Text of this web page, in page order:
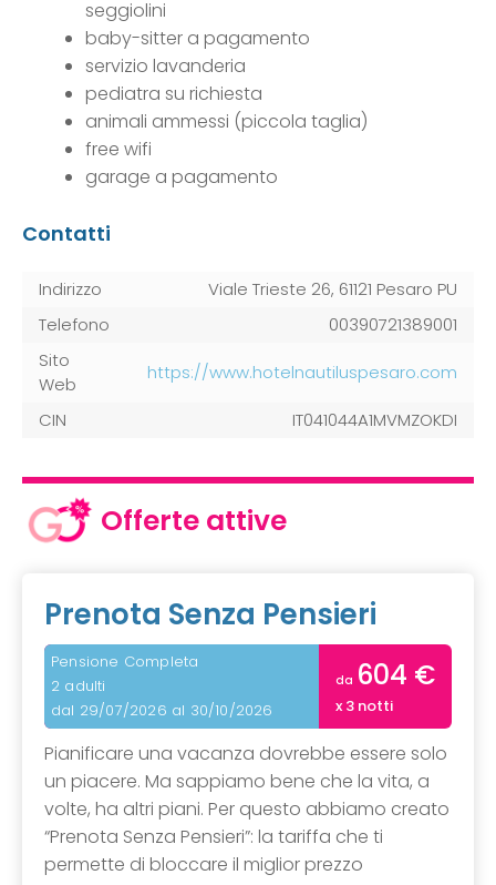
seggiolini
baby-sitter a pagamento
servizio lavanderia
pediatra su richiesta
animali ammessi (piccola taglia)
free wifi
garage a pagamento
Contatti
Indirizzo
Viale Trieste 26, 61121 Pesaro PU
Telefono
00390721389001
Sito
Web
https://www.hotelnautiluspesaro.com
CIN IT041044A1MVMZOKDI
Offerte attive
Prenota Senza Pensieri
Pensione Completa
2 adulti
dal 29/07/2026 al 30/10/2026
da 604 €
x 3 notti
Pianificare una vacanza dovrebbe essere solo
un piacere. Ma sappiamo bene che la vita, a
volte, ha altri piani. Per questo abbiamo creato
“Prenota Senza Pensieri”: la tariffa che ti
permette di bloccare il miglior prezzo